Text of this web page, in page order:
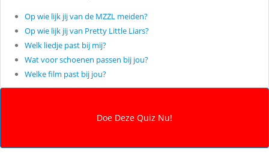
Op wie lijk jij van de MZZL meiden?
Op wie lijk jij van Pretty Little Liars?
Welk liedje past bij mij?
Wat voor schoenen passen bij jou?
Welke film past bij jou?